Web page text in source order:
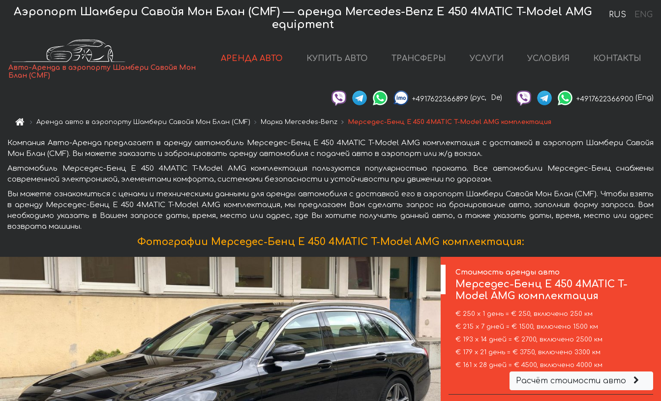
RUS ENG
Аэропорт Шамбери Савойя Мон Блан (CMF) — аренда Mercedes-Benz E 450 4MATIC T-Model AMG
equipment
Авто-Аренда в аэропорту Шамбери Савойя Мон
Блан (CMF)
АРЕНДА АВТО КУПИТЬ АВТО ТРАНСФЕРЫ УСЛУГИ УСЛОВИЯ КОНТАКТЫ
+4917622366899 (рус, De) +4917622366900 (Eng)
Аренда авто в аэропорту Шамбери Савойя Мон Блан (CMF) Марка Mercedes-Benz Мерседес-Бенц E 450 4MATIC T-Model AMG комплектация
Компания Авто-Аренда предлагает в аренду автомобиль Мерседес-Бенц E 450 4MATIC T-Model AMG комплектация с доставкой в аэропорт Шамбери Савойя
Мон Блан (CMF). Вы можете заказать и забронировать аренду автомобиля с подачей авто в аэропорт или ж/д вокзал.
Автомобиль Мерседес-Бенц E 450 4MATIC T-Model AMG комплектация пользуются популярностью проката. Все автомобили Мерседес-Бенц снабжены
современной электроникой, элементами комфорта, системами безопасности и устойчивости при движении по дорогам.
Вы можете ознакомиться с ценами и техническими данными для аренды автомобиля с доставкой его в аэропорт Шамбери Савойя Мон Блан (CMF). Чтобы взять
в аренду Мерседес-Бенц E 450 4MATIC T-Model AMG комплектация, мы предлагаем Вам сделать запрос на бронирование авто, заполнив форму запроса. Вам
необходимо указать в Вашем запросе даты, время, место или адрес, где Вы хотите получить данный авто, а также указать даты, время, место или адрес
возврата машины.
Фотографии Мерседес-Бенц E 450 4MATIC T-Model AMG комплектация:
Стоимость аренды авто
Мерседес-Бенц E 450 4MATIC T-
Model AMG комплектация
€ 250 х 1 день = € 250, включено 250 км
€ 215 х 7 дней = € 1500, включено 1500 км
€ 193 х 14 дней = € 2700, включено 2500 км
€ 179 х 21 день = € 3750, включено 3300 км
€ 161 х 28 дней = € 4500, включено 4000 км
Расчёт стоимости авто